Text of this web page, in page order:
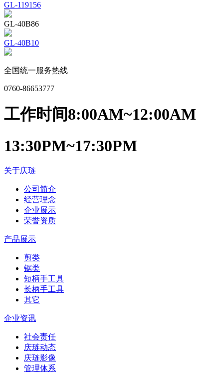
GL-119156
GL-40B86
GL-40B10
全国统一服务热线
0760-86653777
工作时间8:00AM~12:00AM
13:30PM~17:30PM
关于庆琏
公司简介
经营理念
企业展示
荣誉资质
产品展示
剪类
锯类
短柄手工具
长柄手工具
其它
企业资讯
社会责任
庆琏动态
庆琏影像
管理体系